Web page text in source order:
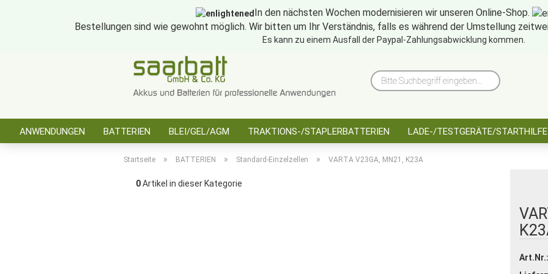
10 Jahre saarbatt
Bitte
In den nächsten Wochen modernisieren wir unseren Online-Shop.
Bestellungen sind wie gewohnt möglich. Wir bitten um Ihr Verständnis, falls es während der Umstellung
Es kann zu einem Ausfall der Paypal-Zahlungsabwicklung kommen.
ANWENDUNGEN BATTERIEN BLEI/GEL/AGM TRAKTIONS-/STAPLERBATTERIEN LADE-/TESTGERÄTE/STARTHILFE
Startseite » BATTERIEN » Standard-Einzelzellen » VARTA V23GA, MN21, K23A
0Artikel in dieser Kategorie
Art.Nr.: